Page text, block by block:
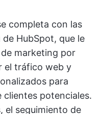
completa con las
HubSpot, que le
marketing por
el tráfico web y
para
clientes potenciales.
el seguimiento de